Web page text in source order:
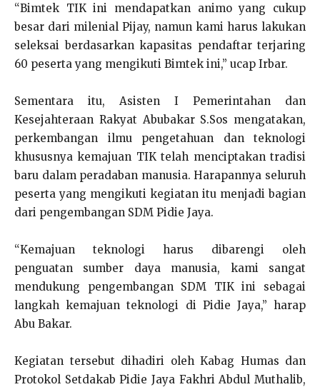
“Bimtek TIK ini mendapatkan animo yang cukup
besar dari milenial Pijay, namun kami harus lakukan
seleksai berdasarkan kapasitas pendaftar terjaring
60 peserta yang mengikuti Bimtek ini,” ucap Irbar.
Sementara itu, Asisten I Pemerintahan dan
Kesejahteraan Rakyat Abubakar S.Sos mengatakan,
perkembangan ilmu pengetahuan dan teknologi
khususnya kemajuan TIK telah menciptakan tradisi
baru dalam peradaban manusia. Harapannya seluruh
peserta yang mengikuti kegiatan itu menjadi bagian
dari pengembangan SDM Pidie Jaya.
“Kemajuan teknologi harus dibarengi oleh
penguatan sumber daya manusia, kami sangat
mendukung pengembangan SDM TIK ini sebagai
langkah kemajuan teknologi di Pidie Jaya,” harap
Abu Bakar.
Kegiatan tersebut dihadiri oleh Kabag Humas dan
Protokol Setdakab Pidie Jaya Fakhri Abdul Muthalib,